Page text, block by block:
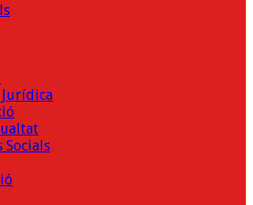
Jurídica
Socials